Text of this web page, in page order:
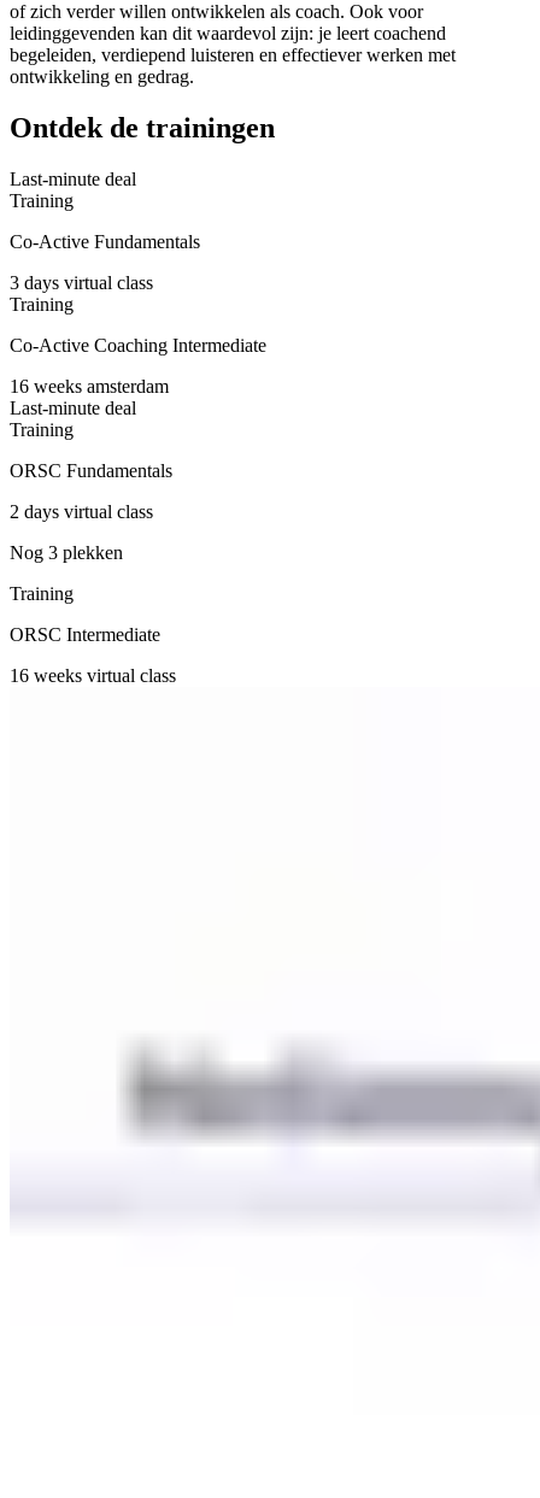
of zich verder willen ontwikkelen als coach. Ook voor
leidinggevenden kan dit waardevol zijn: je leert coachend
begeleiden, verdiepend luisteren en effectiever werken met
ontwikkeling en gedrag.
Ontdek de trainingen
Last-minute deal
Training
Co-Active Fundamentals
3 days virtual class
Training
Co-Active Coaching Intermediate
16 weeks amsterdam
Last-minute deal
Training
ORSC Fundamentals
2 days virtual class
Nog 3 plekken
Training
ORSC Intermediate
16 weeks virtual class